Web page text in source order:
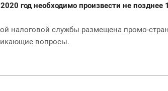
год необходимо произвести не позднее
налоговой службы размещена промо-
вопросы.